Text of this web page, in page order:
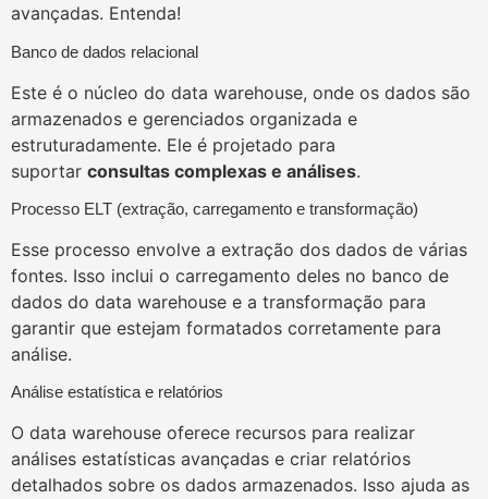
avançadas. Entenda!
Banco de dados relacional
Este é o núcleo do data warehouse, onde os dados são
armazenados e gerenciados organizada e
estruturadamente. Ele é projetado para
suportar consultas complexas e análises.
Processo ELT (extração, carregamento e transformação)
Esse processo envolve a extração dos dados de várias
fontes. Isso inclui o carregamento deles no banco de
dados do data warehouse e a transformação para
garantir que estejam formatados corretamente para
análise.
Análise estatística e relatórios
O data warehouse oferece recursos para realizar
análises estatísticas avançadas e criar relatórios
detalhados sobre os dados armazenados. Isso ajuda as